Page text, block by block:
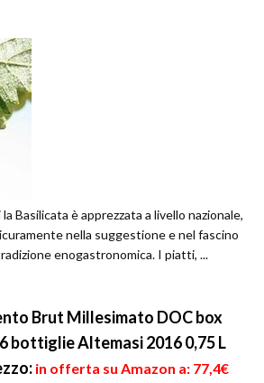
Basilicata è apprezzata a livello nazionale,
nella suggestione e nel fascino
enogastronomica. I piatti, ...
Brut Millesimato DOC box
bottiglie Altemasi 2016 0,75 L
in offerta su Amazon a: 77,4€